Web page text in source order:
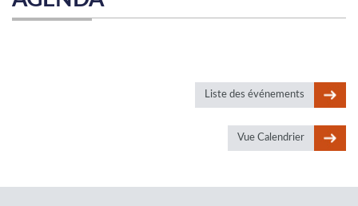
Liste des événements
Vue Calendrier